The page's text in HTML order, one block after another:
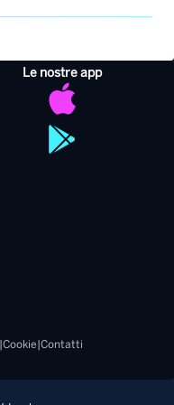
Le nostre app
Cookie Contatti